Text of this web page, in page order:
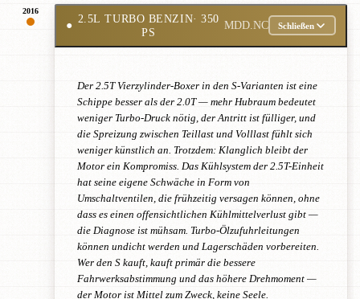
2016
●
2.5L TURBO BENZIN· 350
PS
MDD.NC Schließen
Der 2.5T Vierzylinder-Boxer in den S-Varianten ist eine
Schippe besser als der 2.0T — mehr Hubraum bedeutet
weniger Turbo-Druck nötig, der Antritt ist fülliger, und
die Spreizung zwischen Teillast und Volllast fühlt sich
weniger künstlich an. Trotzdem: Klanglich bleibt der
Motor ein Kompromiss. Das Kühlsystem der 2.5T-Einheit
hat seine eigene Schwäche in Form von
Umschaltventilen, die frühzeitig versagen können, ohne
dass es einen offensichtlichen Kühlmittelverlust gibt —
die Diagnose ist mühsam. Turbo-Ölzufuhrleitungen
können undicht werden und Lagerschäden vorbereiten.
Wer den S kauft, kauft primär die bessere
Fahrwerksabstimmung und das höhere Drehmoment —
der Motor ist Mittel zum Zweck, keine Seele.